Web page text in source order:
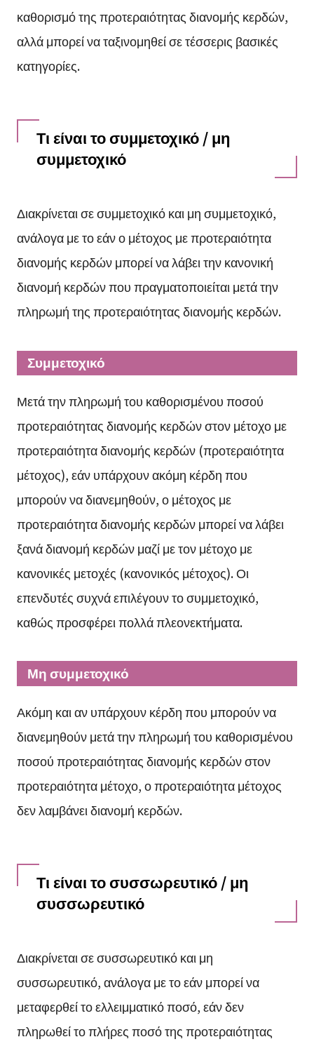
καθορισμό της προτεραιότητας διανομής κερδών,
αλλά μπορεί να ταξινομηθεί σε τέσσερις βασικές
κατηγορίες.
Τι είναι το συμμετοχικό / μη
συμμετοχικό
Διακρίνεται σε συμμετοχικό και μη συμμετοχικό,
ανάλογα με το εάν ο μέτοχος με προτεραιότητα
διανομής κερδών μπορεί να λάβει την κανονική
διανομή κερδών που πραγματοποιείται μετά την
πληρωμή της προτεραιότητας διανομής κερδών.
Συμμετοχικό
Μετά την πληρωμή του καθορισμένου ποσού
προτεραιότητας διανομής κερδών στον μέτοχο με
προτεραιότητα διανομής κερδών (προτεραιότητα
μέτοχος), εάν υπάρχουν ακόμη κέρδη που
μπορούν να διανεμηθούν, ο μέτοχος με
προτεραιότητα διανομής κερδών μπορεί να λάβει
ξανά διανομή κερδών μαζί με τον μέτοχο με
κανονικές μετοχές (κανονικός μέτοχος). Οι
επενδυτές συχνά επιλέγουν το συμμετοχικό,
καθώς προσφέρει πολλά πλεονεκτήματα.
Μη συμμετοχικό
Ακόμη και αν υπάρχουν κέρδη που μπορούν να
διανεμηθούν μετά την πληρωμή του καθορισμένου
ποσού προτεραιότητας διανομής κερδών στον
προτεραιότητα μέτοχο, ο προτεραιότητα μέτοχος
δεν λαμβάνει διανομή κερδών.
Τι είναι το συσσωρευτικό / μη
συσσωρευτικό
Διακρίνεται σε συσσωρευτικό και μη
συσσωρευτικό, ανάλογα με το εάν μπορεί να
μεταφερθεί το ελλειμματικό ποσό, εάν δεν
πληρωθεί το πλήρες ποσό της προτεραιότητας